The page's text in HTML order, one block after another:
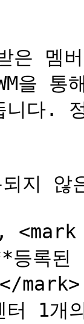
멤버
을 통
다.
지 않
,
된
터 1개